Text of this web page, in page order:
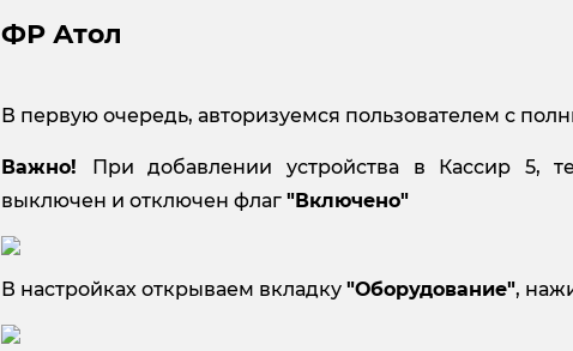
ФР Атол
В первую очередь, авторизуемся пользователем с
Важно! При добавлении устройства в Кассир 5,
выключен и отключен флаг "Включено"
В настройках открываем вкладку "Оборудование",